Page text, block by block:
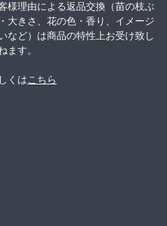
様理由による返品交換（苗の枝ぶ
大きさ、花の色・香り、イメージ
など）は商品の特性上お受け致し
ます。
くはこちら